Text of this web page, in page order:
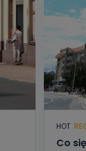
HOT
Co